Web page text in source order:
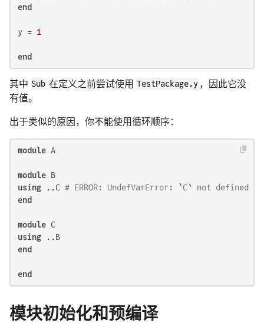
end
y = 1
end
其中 Sub 在定义之前尝试使用 TestPackage.y ，因此它没
有值。
出于类似的原因，你不能使用循环顺序：
module A
module
using ..C # ERROR: UndefVarError: `C` not defined
end
module
using
end
end
模块初始化和预编译